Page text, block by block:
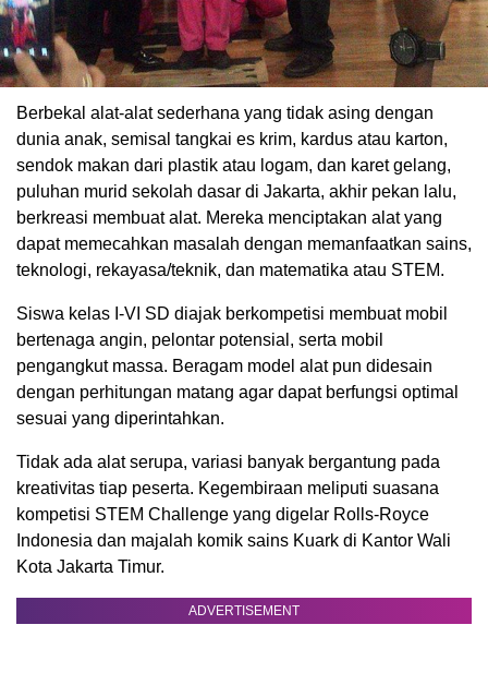
Berbekal alat-alat sederhana yang tidak asing dengan
dunia anak, semisal tangkai es krim, kardus atau karton,
sendok makan dari plastik atau logam, dan karet gelang,
puluhan murid sekolah dasar di Jakarta, akhir pekan lalu,
berkreasi membuat alat. Mereka menciptakan alat yang
dapat memecahkan masalah dengan memanfaatkan sains,
teknologi, rekayasa/teknik, dan matematika atau STEM.
Siswa kelas I-VI SD diajak berkompetisi membuat mobil
bertenaga angin, pelontar potensial, serta mobil
pengangkut massa. Beragam model alat pun didesain
dengan perhitungan matang agar dapat berfungsi optimal
sesuai yang diperintahkan.
Tidak ada alat serupa, variasi banyak bergantung pada
kreativitas tiap peserta. Kegembiraan meliputi suasana
kompetisi STEM Challenge yang digelar Rolls-Royce
Indonesia dan majalah komik sains Kuark di Kantor Wali
Kota Jakarta Timur.
ADVERTISEMENT